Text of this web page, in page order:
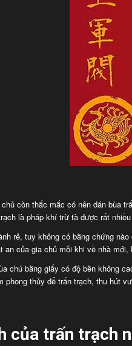
còn thắc mắc có nên dán bùa
là pháp khí trừ tà được rất
rẻ, tuy không có bằng chứng
an của gia chủ mỗi khi về nhà
chú bằng giấy có độ bền không
phong thủy để trấn trạch, thu hút
của trấn trạch
thắp